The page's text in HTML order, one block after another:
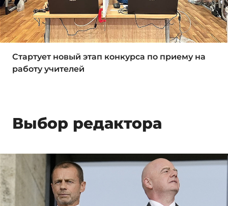
Стартует новый этап конкурса по приему на
работу учителей
Выбор редактора